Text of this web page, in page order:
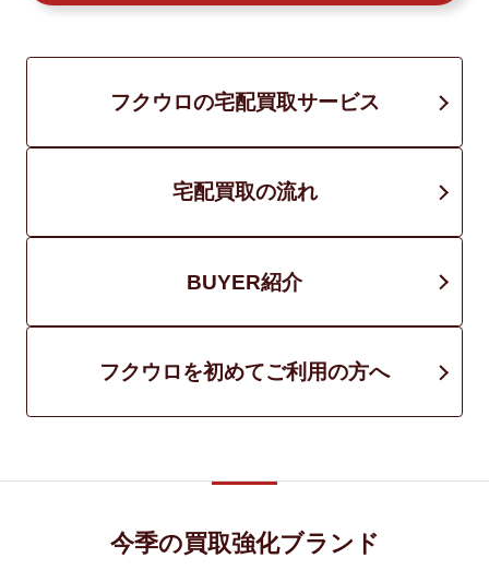
フクウロの宅配買取サービス
宅配買取の流れ
BUYER紹介
フクウロを初めてご利用の方へ
今季の買取強化ブランド